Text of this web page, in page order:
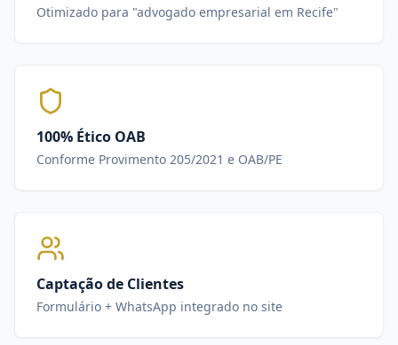
Otimizado para "advogado empresarial em Recife"
100% Ético OAB
Conforme Provimento 205/2021 e OAB/PE
Captação de Clientes
Formulário + WhatsApp integrado no site